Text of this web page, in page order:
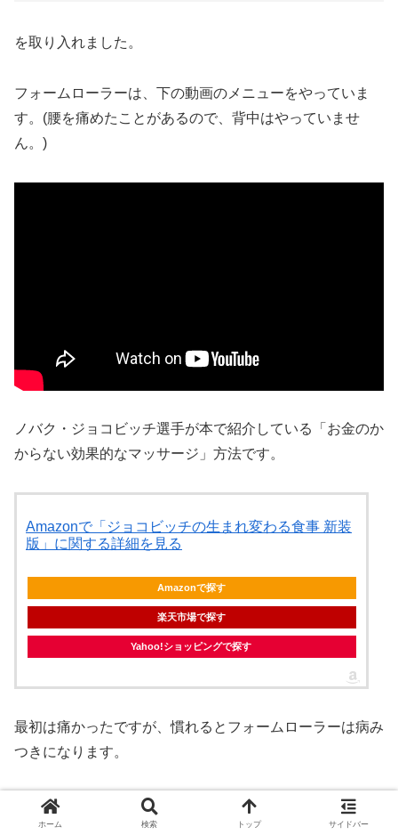
を取り入れました。
フォームローラーは、下の動画のメニューをやっていま
す。(腰を痛めたことがあるので、背中はやっていませ
ん。)
ノバク・ジョコビッチ選手が本で紹介している「お金のか
からない効果的なマッサージ」方法です。
Amazonで「ジョコビッチの生まれ変わる食事 新装
版」に関する詳細を見る
Amazonで探す
楽天市場で探す
Yahoo!ショッピングで探す
最初は痛かったですが、慣れるとフォームローラーは病み
つきになります。
特に、太ももの前側と外側は痛気持ちいいです。
ホーム 検索 トップ サイドバー